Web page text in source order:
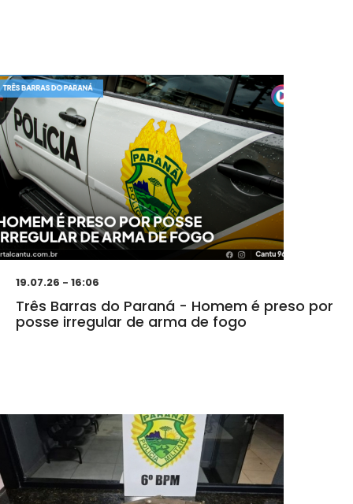
19.07.26 - 16:06
Três Barras do Paraná - Homem é preso por
posse irregular de arma de fogo